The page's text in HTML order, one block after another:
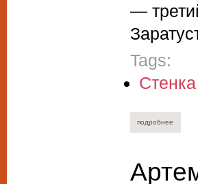
—
Tags:
подробнее